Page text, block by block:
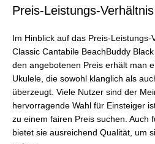
Preis-Leistungs-Verhältnis
Im Hinblick auf das Preis-
Classic Cantabile BeachBuddy
den angebotenen Preis erhält man
Ukulele, die sowohl klanglich als
überzeugt. Viele Nutzer sind der
hervorragende Wahl für Einsteiger
zu einem fairen Preis suchen. Auch
bietet sie ausreichend Qualität, um